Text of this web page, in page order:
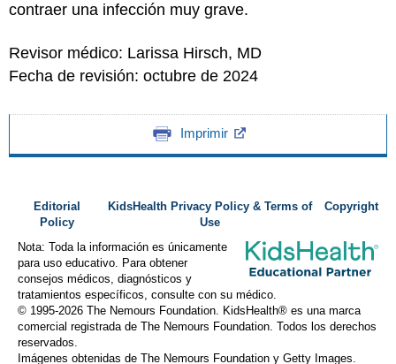
contraer una infección muy grave.
Revisor médico: Larissa Hirsch, MD
Fecha de revisión: octubre de 2024
Imprimir
Editorial
Policy
KidsHealth Privacy Policy & Terms of
Use
Copyright
Nota: Toda la información es únicamente
para uso educativo. Para obtener
consejos médicos, diagnósticos y
tratamientos específicos, consulte con su médico.
© 1995-2026 The Nemours Foundation. KidsHealth® es una marca
comercial registrada de The Nemours Foundation. Todos los derechos
reservados.
Imágenes obtenidas de The Nemours Foundation y Getty Images.